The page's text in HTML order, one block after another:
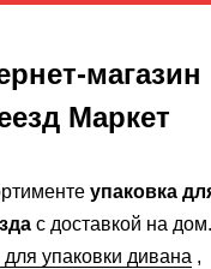
магазин
Маркет
упаковка
с доставкой на дом.
упаковки дивана ,